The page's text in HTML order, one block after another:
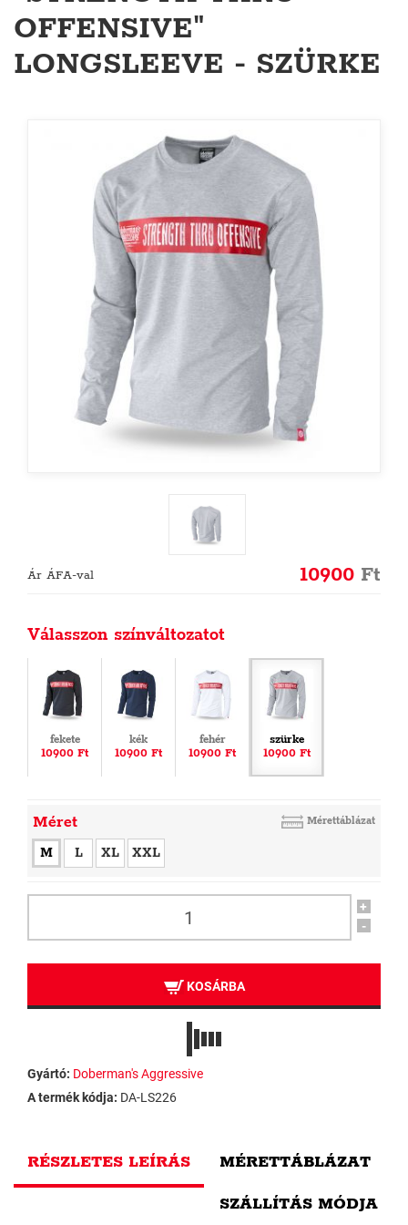
OFFENSIVE"
LONGSLEEVE - SZÜRKE
Ár ÁFA-val 10900 Ft
Válasszon színváltozatot
fekete
10900 Ft
kék
10900 Ft
fehér
10900 Ft
szürke
10900 Ft
Méret Mérettáblázat
M L XL XXL
+
-
KOSÁRBA
Gyártó: Doberman's Aggressive
A termék kódja: DA-LS226
RÉSZLETES LEÍRÁS MÉRETTÁBLÁZAT
SZÁLLÍTÁS MÓDJA